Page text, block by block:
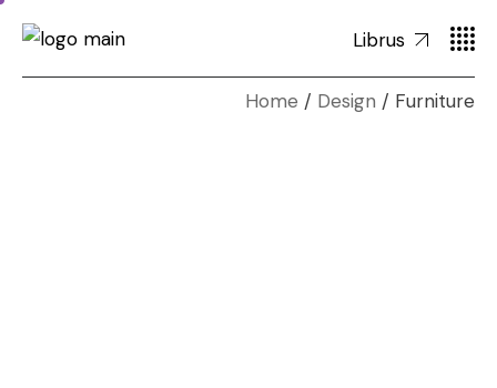
Librus
Home Design Furniture